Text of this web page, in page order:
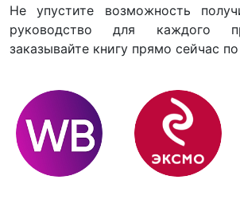
Не упустите возможность
руководство для каждого
заказывайте книгу прямо сейчас